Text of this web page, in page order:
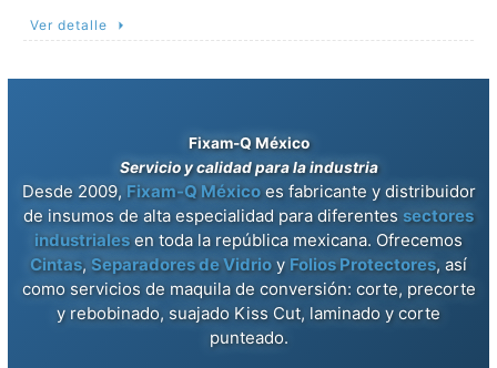
Ver detalle
Fixam-Q México
Servicio y calidad para la industria
Desde 2009, Fixam-Q Méxicoes fabricante y distribuidor
de insumos de alta especialidad para diferentes sectores
industrialesen toda la república mexicana. Ofrecemos
Cintas, Separadores de Vidrioy Folios Protectores, así
como servicios de maquila de conversión: corte, precorte
y rebobinado, suajado Kiss Cut, laminado y corte
punteado.